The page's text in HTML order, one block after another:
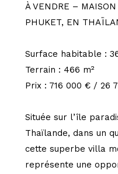
À VENDRE –
PHUKET, EN
Surface habitable :
Terrain : 466 m²
Prix : 716 000 € / 26
Située sur l’île
Thaïlande, dans un
cette superbe villa
représente une